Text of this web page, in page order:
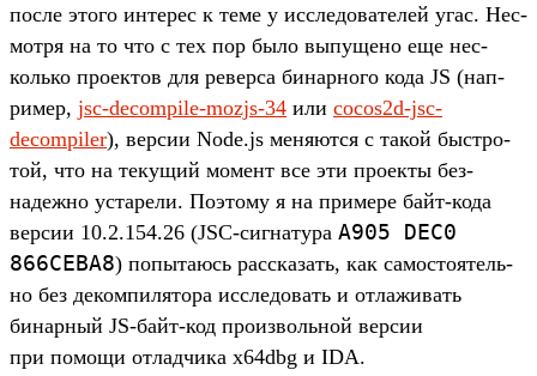
пос­ле это­го инте­рес к теме у иссле­дова­телей угас. Нес­
мотря на то что с тех пор было выпуще­но еще нес­
коль­ко про­ектов для ревер­са бинар­ного кода JS (нап­
ример, jsc-decompile-mozjs-34 или cocos2d-jsc-
decompiler), вер­сии Node.js меня­ются с такой быс­тро­
той, что на текущий момент все эти про­екты без­
надеж­но уста­рели. Поэто­му я на при­мере байт‑кода
вер­сии 10.2.154.26 (JSC-сиг­натура A905 DEC0
866CEBA8) попыта­юсь рас­ска­зать, как самос­тоятель­
но без деком­пилято­ра иссле­довать и отла­живать
бинар­ный JS-байт‑код про­изволь­ной вер­сии
при помощи отладчи­ка x64dbg и IDA.